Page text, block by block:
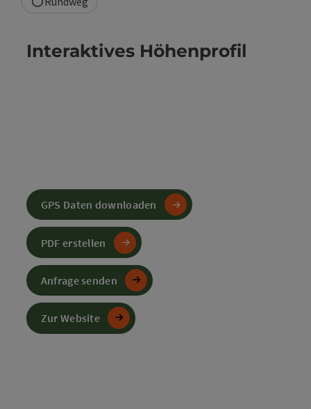
Interaktives Höhenprofil
GPS Daten downloaden
PDF erstellen
Anfrage senden
Zur Website